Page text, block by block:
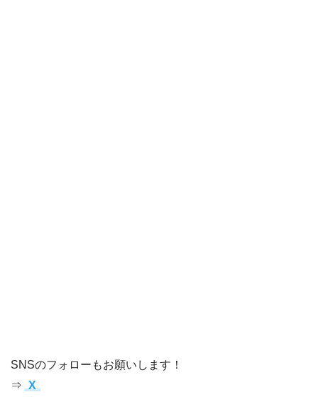
SNSのフォローもお願いします！
⇒ X